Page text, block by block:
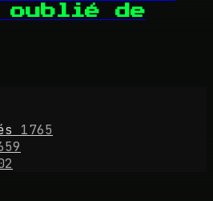
oublié de
1765